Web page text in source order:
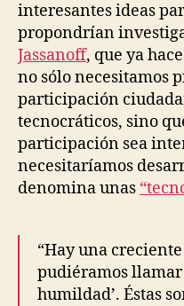
interesantes ideas
propondrían
Jassanoff, que ya
no sólo necesitamos
participación
tecnocráticos, sino
participación sea
necesitaríamos
denomina unas
“Hay una
pudiéramos llamar
humildad’. Éstas